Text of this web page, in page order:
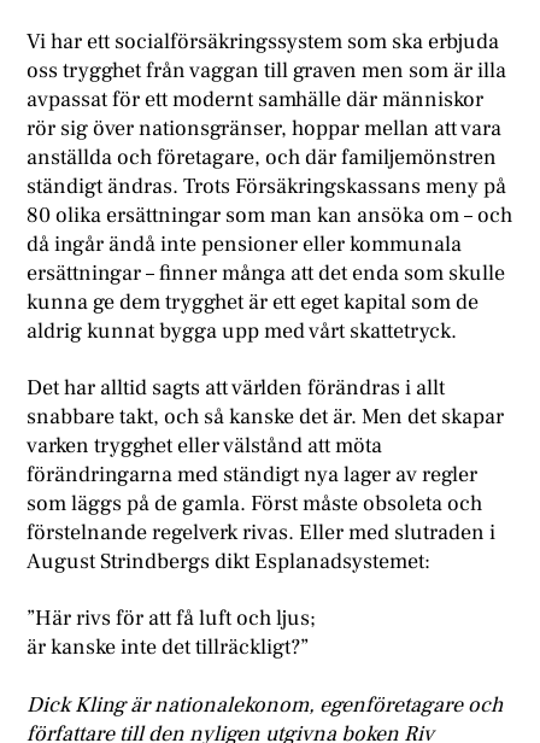
Vi har ett socialförsäkringssystem som ska erbjuda
oss trygghet från vaggan till graven men som är illa
avpassat för ett modernt samhälle där människor
rör sig över nationsgränser, hoppar mellan att vara
anställda och företagare, och där familjemönstren
ständigt ändras. Trots Försäkringskassans meny på
80 olika ersättningar som man kan ansöka om – och
då ingår ändå inte pensioner eller kommunala
ersättningar – finner många att det enda som skulle
kunna ge dem trygghet är ett eget kapital som de
aldrig kunnat bygga upp med vårt skattetryck.
Det har alltid sagts att världen förändras i allt
snabbare takt, och så kanske det är. Men det skapar
varken trygghet eller välstånd att möta
förändringarna med ständigt nya lager av regler
som läggs på de gamla. Först måste obsoleta och
förstelnande regelverk rivas. Eller med slutraden i
August Strindbergs dikt Esplanadsystemet:
”Här rivs för att få luft och ljus;
är kanske inte det tillräckligt?”
Dick Kling är nationalekonom, egenföretagare och
författare till den nyligen utgivna boken Riv